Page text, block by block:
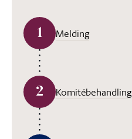
1 Melding
2 Komitébehandling